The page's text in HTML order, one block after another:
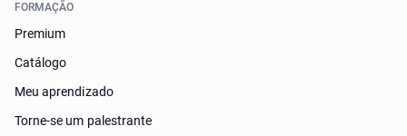
FORMAÇÃO
Premium
Catálogo
Meu aprendizado
Torne-se um palestrante